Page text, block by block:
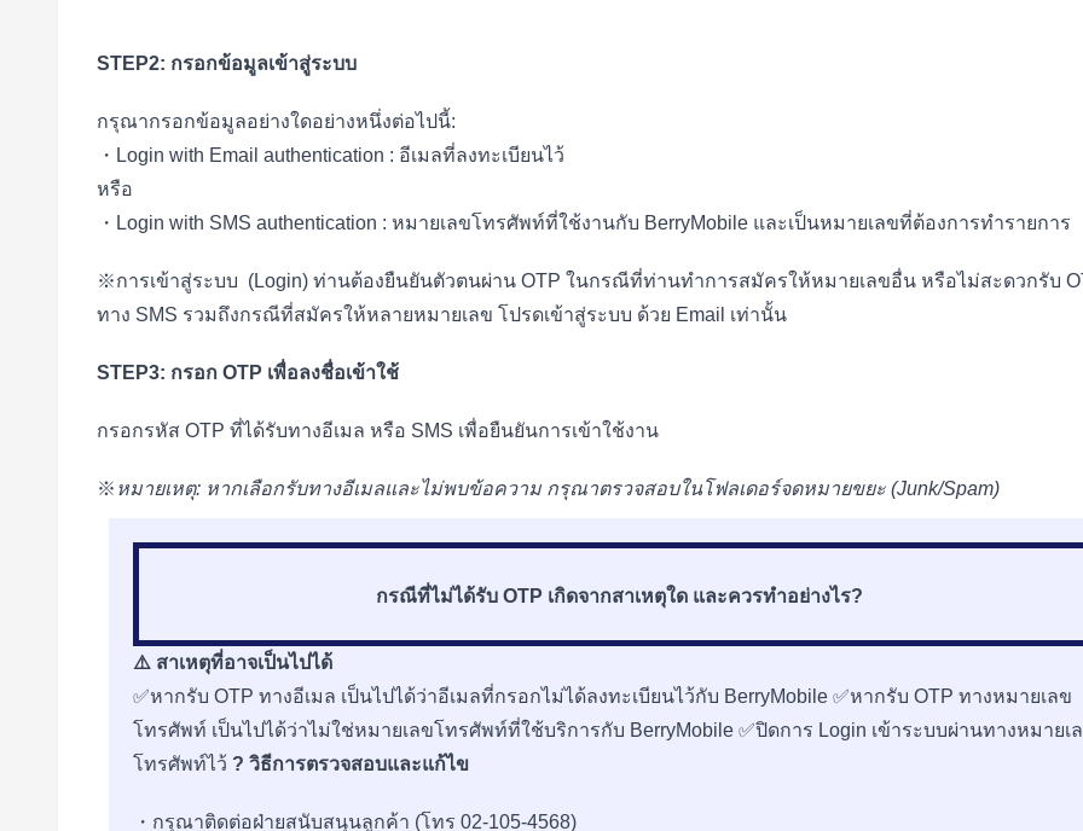
STEP2: กรอกข้อมูลเข้าสู่ระบบ
กรุณากรอกข้อมูลอย่างใดอย่างหนึ่งต่อไปนี้:
・Login with Email authentication : อีเมลที่ลงทะเบียนไว้
หรือ
・Login with SMS authentication : หมายเลขโทรศัพท์ที่ใช้งานกับ BerryMobile และเป็นหมายเลขที่ต้องการทำรายการ
※การเข้าสู่ระบบ (Login) ท่านต้องยืนยันตัวตนผ่าน OTP ในกรณีที่ท่านทำการสมัครให้หมายเลขอื่น หรือไม่สะดวกรับ
ทาง SMS รวมถึงกรณีที่สมัครให้หลายหมายเลข โปรดเข้าสู่ระบบ ด้วย Email เท่านั้น
STEP3: กรอก OTP เพื่อลงชื่อเข้าใช้
กรอกรหัส OTP ที่ได้รับทางอีเมล หรือ SMS เพื่อยืนยันการเข้าใช้งาน
※ หมายเหตุ: หากเลือกรับทางอีเมลและไม่พบข้อความ กรุณาตรวจสอบในโฟลเดอร์จดหมายขยะ (Junk/Spam)
กรณีที่ไม่ได้รับ OTP เกิดจากสาเหตุใด และควรทำอย่างไร?
⚠️ สาเหตุที่อาจเป็นไปได้
✅หากรับ OTP ทางอีเมล เป็นไปได้ว่าอีเมลที่กรอกไม่ได้ลงทะเบียนไว้กับ BerryMobile ✅หากรับ OTP ทางหมายเลข
โทรศัพท์ เป็นไปได้ว่าไม่ใช่หมายเลขโทรศัพท์ที่ใช้บริการกับ BerryMobile ✅ปิดการ Login เข้าระบบผ่านทางหมายเ
โทรศัพท์ไว้ ? วิธีการตรวจสอบและแก้ไข
・กรุณาติดต่อฝ่ายสนับสนุนลูกค้า (โทร 02-105-4568)